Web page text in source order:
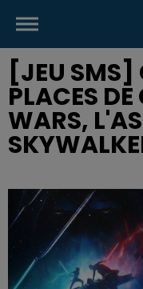
[JEU SMS]
PLACES
WARS,